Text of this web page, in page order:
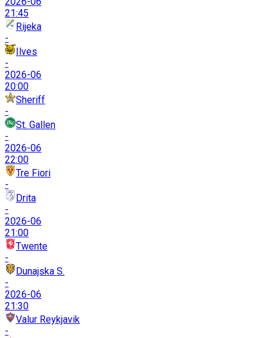
21:45
Rijeka
-
Ilves
-
2026-06
20:00
Sheriff
-
St. Gallen
-
2026-06
22:00
Tre Fiori
-
Drita
-
2026-06
21:00
Twente
-
Dunajska S.
-
2026-06
21:30
Valur Reykjavik
-